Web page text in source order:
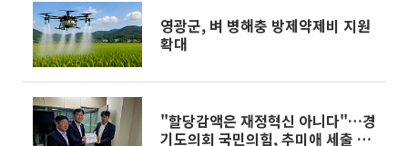
영광군, 벼 병해충 방제약제비 지원
확대
"할당감액은 재정혁신 아니다"…경
기도의회 국민의힘, 추미애 세출 구